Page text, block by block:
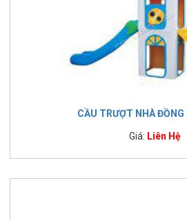
CẦU TRƯỢT NHÀ
Giá: Liên Hệ